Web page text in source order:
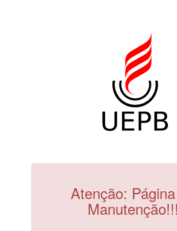
Atenção: